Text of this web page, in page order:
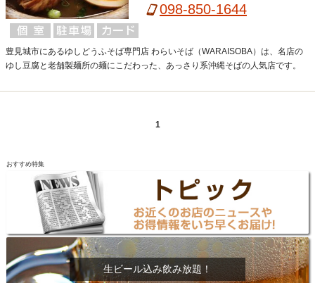
098-850-1644
豊見城市にあるゆしどうふそば専門店 わらいそば（WARAISOBA）は、名店の
ゆし豆腐と老舗製麺所の麺にこだわった、あっさり系沖縄そばの人気店です。
1
おすすめ特集
生ビール込み飲み放題！